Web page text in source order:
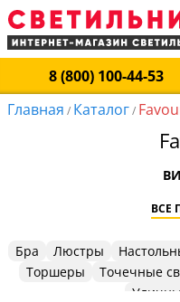
8 (800) 100-44-53
Главная / Каталог/
ВСЕ
Бра Люстры
Торшеры
Точечные